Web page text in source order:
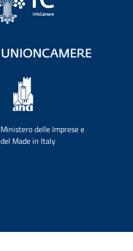
Ministero delle Imprese e
del Made in Italy